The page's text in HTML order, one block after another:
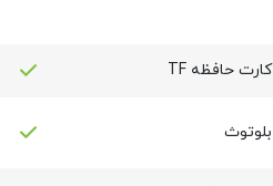
کارت حافظه TF
بلوتوث